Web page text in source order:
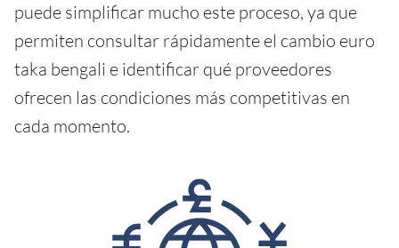
puede simplificar mucho este proceso, ya que
permiten consultar rápidamente el cambio euro
taka bengali e identificar qué proveedores
ofrecen las condiciones más competitivas en
cada momento.